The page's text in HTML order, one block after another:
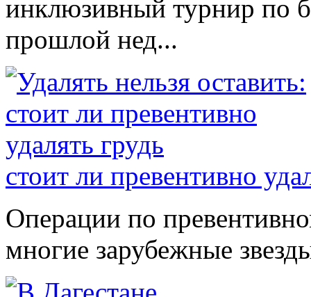
инклюзивный турнир по
прошлой нед...
стоит ли превентивно
Операции по
многие зарубежные